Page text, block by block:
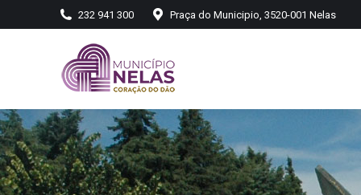
232 941 300 Praça do Municipio, 3520-001 Nelas